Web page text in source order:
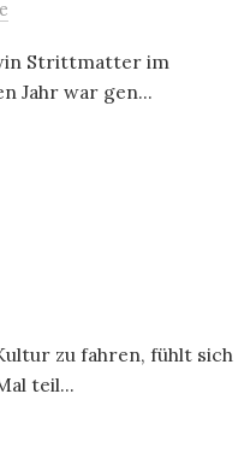
Strittmatter im
Jahr war gen...
zu fahren, fühlt sich
teil...